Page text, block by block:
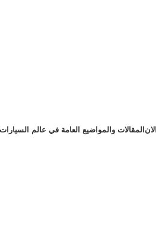
المقالات والمواضيع العامة في عالم السيارات